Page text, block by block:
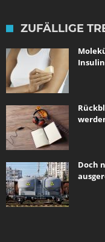
ZUFÄLLIGE
Doch